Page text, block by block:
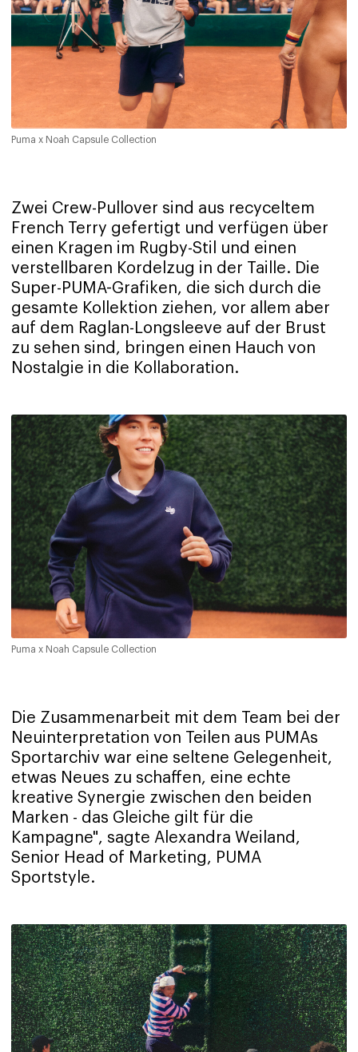
Puma x Noah Capsule Collection
Zwei Crew-Pullover sind aus recyceltem
French Terry gefertigt und verfügen über
einen Kragen im Rugby-Stil und einen
verstellbaren Kordelzug in der Taille. Die
Super-PUMA-Grafiken, die sich durch die
gesamte Kollektion ziehen, vor allem aber
auf dem Raglan-Longsleeve auf der Brust
zu sehen sind, bringen einen Hauch von
Nostalgie in die Kollaboration.
Puma x Noah Capsule Collection
Die Zusammenarbeit mit dem Team bei der
Neuinterpretation von Teilen aus PUMAs
Sportarchiv war eine seltene Gelegenheit,
etwas Neues zu schaffen, eine echte
kreative Synergie zwischen den beiden
Marken - das Gleiche gilt für die
Kampagne", sagte Alexandra Weiland,
Senior Head of Marketing, PUMA
Sportstyle.